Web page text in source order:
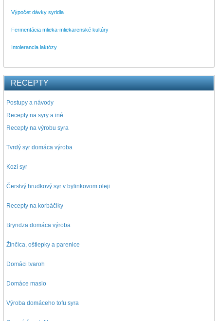
Výpočet dávky syridla
Fermentácia mlieka-mliekarenské kultúry
Intolerancia laktózy
RECEPTY
Postupy a návody
Recepty na syry a iné
Recepty na výrobu syra
Tvrdý syr domáca výroba
Kozí syr
Čerstvý hrudkový syr v bylinkovom oleji
Recepty na korbáčiky
Bryndza domáca výroba
Žinčica, oštiepky a parenice
Domáci tvaroh
Domáce maslo
Výroba domáceho tofu syra